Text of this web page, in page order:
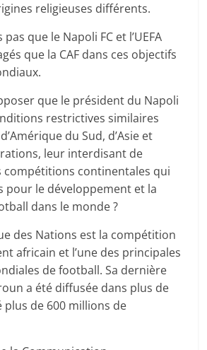
religieuses différents.
que le Napoli FC et l’UEFA
que la CAF dans ces objectifs
que le président du Napoli
restrictives similaires
du Sud, d’Asie et
leur interdisant de
compétitions continentales qui
le développement et la
dans le monde ?
des Nations est la compétition
africain et l’une des principales
de football. Sa dernière
a été diffusée dans plus de
plus de 600 millions de